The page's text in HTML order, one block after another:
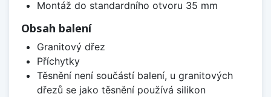
Montáž do standardního otvoru 35 mm
Obsah balení
Granitový dřez
Příchytky
Těsnění není součástí balení, u granitových
dřezů se jako těsnění používá silikon